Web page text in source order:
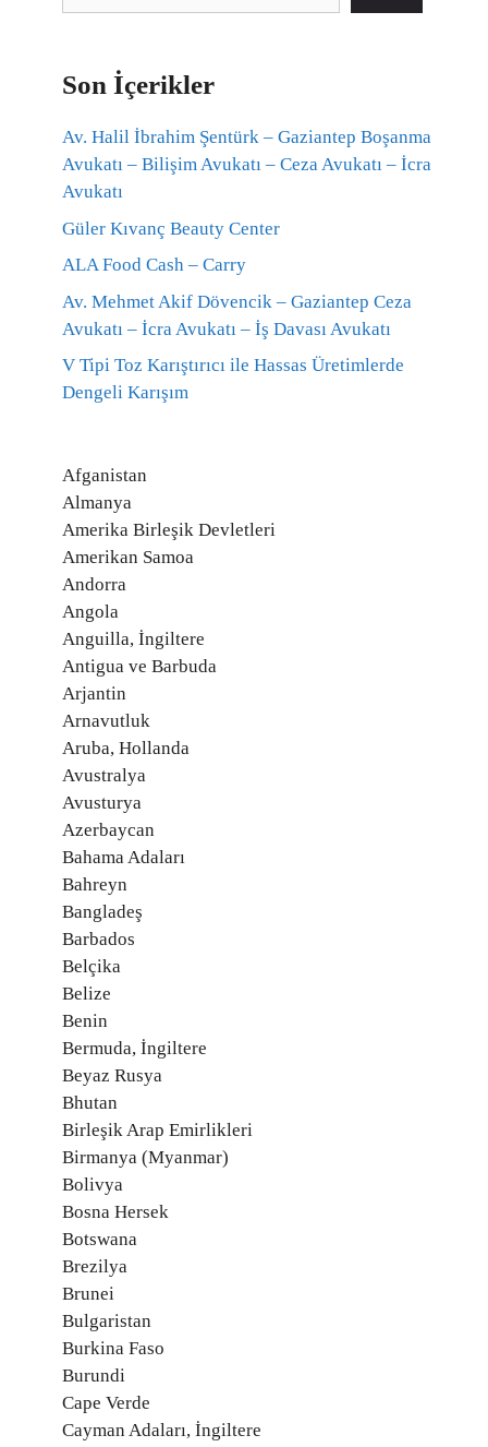
Son İçerikler
Av. Halil İbrahim Şentürk – Gaziantep Boşanma
Avukatı – Bilişim Avukatı – Ceza Avukatı – İcra
Avukatı
Güler Kıvanç Beauty Center
ALA Food Cash – Carry
Av. Mehmet Akif Dövencik – Gaziantep Ceza
Avukatı – İcra Avukatı – İş Davası Avukatı
V Tipi Toz Karıştırıcı ile Hassas Üretimlerde
Dengeli Karışım
Afganistan
Almanya
Amerika Birleşik Devletleri
Amerikan Samoa
Andorra
Angola
Anguilla, İngiltere
Antigua ve Barbuda
Arjantin
Arnavutluk
Aruba, Hollanda
Avustralya
Avusturya
Azerbaycan
Bahama Adaları
Bahreyn
Bangladeş
Barbados
Belçika
Belize
Benin
Bermuda, İngiltere
Beyaz Rusya
Bhutan
Birleşik Arap Emirlikleri
Birmanya (Myanmar)
Bolivya
Bosna Hersek
Botswana
Brezilya
Brunei
Bulgaristan
Burkina Faso
Burundi
Cape Verde
Cayman Adaları, İngiltere